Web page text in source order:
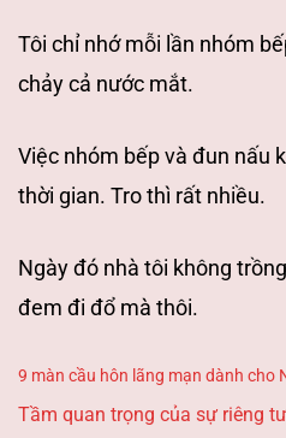
Tôi chỉ nhớ mỗi lần nhóm
chảy cả nước mắt.
Việc nhóm bếp và đun nấu
thời gian. Tro thì rất nhiều.
Ngày đó nhà tôi không
đem đi đổ mà thôi.
9 màn cầu hôn lãng mạn dành cho
Tầm quan trọng của sự riêng